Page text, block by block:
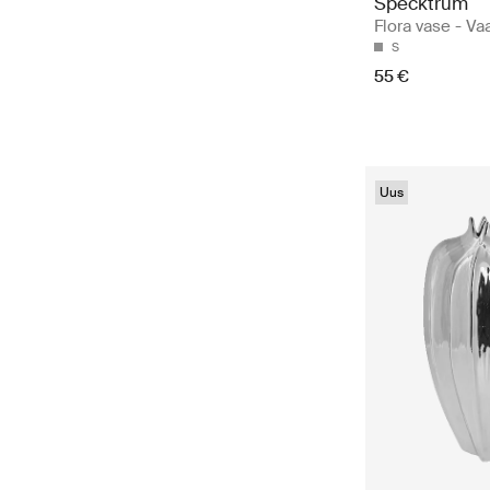
Flora vase -
S
55 €
Uus